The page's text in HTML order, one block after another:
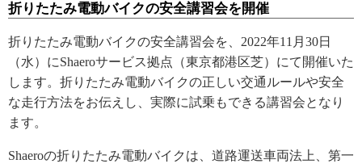
折りたたみ電動バイクの安全講習会を開催
折りたたみ電動バイクの安全講習会を、2022年11月30日
（水）にShaeroサービス拠点（東京都港区芝）にて開催いた
します。折りたたみ電動バイクの正しい交通ルールや安全
な走行方法をお伝えし、実際に試乗もできる講習会となり
ます。
Shaeroの折りたたみ電動バイクは、道路運送車両法上、第一